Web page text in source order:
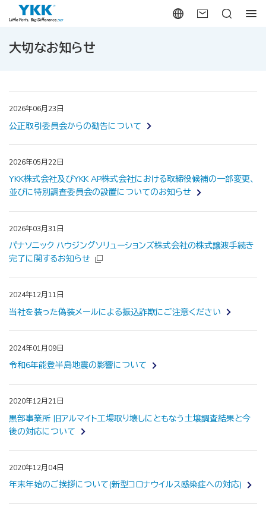
大切なお知らせ
2026年06月23日
公正取引委員会からの勧告について
2026年05月22日
YKK株式会社及びYKK AP株式会社における取締役候補の一部変更、
並びに特別調査委員会の設置についてのお知らせ
2026年03月31日
パナソニック ハウジングソリューションズ株式会社の株式譲渡手続き
完了に関するお知らせ
2024年12月11日
当社を装った偽装メールによる振込詐欺にご注意ください
2024年01月09日
令和6年能登半島地震の影響について
2020年12月21日
黒部事業所 旧アルマイト工場取り壊しにともなう土壌調査結果と今
後の対応について
2020年12月04日
年末年始のご挨拶について(新型コロナウイルス感染症への対応)